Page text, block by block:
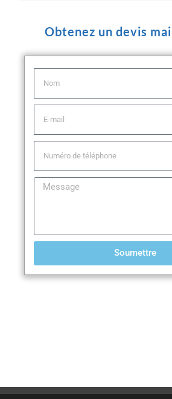
Obtenez un devis
Soumettre